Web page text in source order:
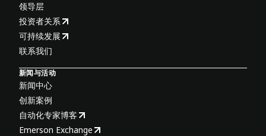
领导层
投资者关系
可持续发展
联系我们
新闻与活动
新闻中心
创新案例
自动化专家博客
Emerson Exchange